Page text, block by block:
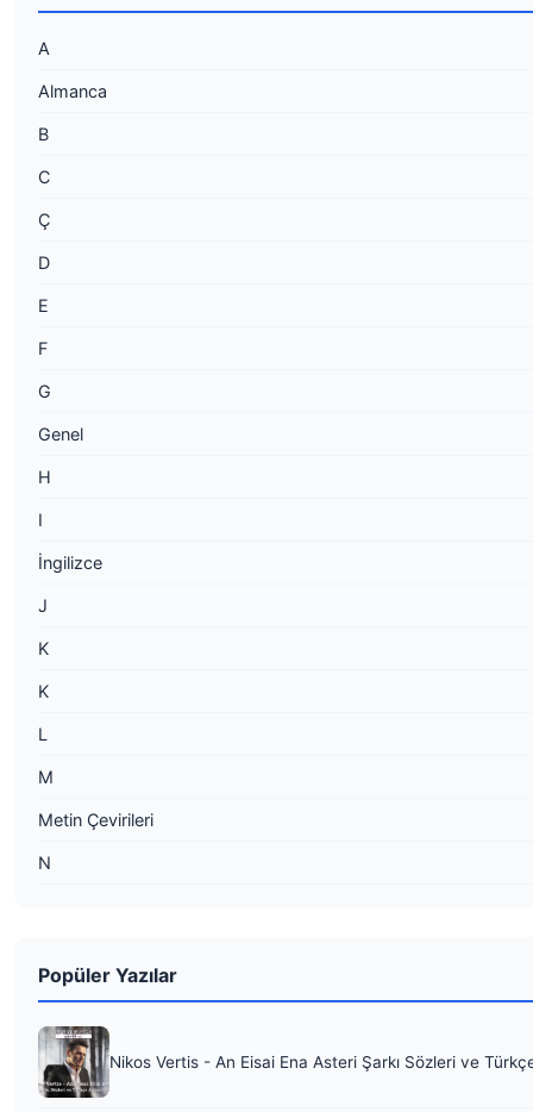
A
Almanca
B
C
Ç
D
E
F
G
Genel
H
I
İngilizce
J
K
K
L
M
Metin Çevirileri
N
Popüler Yazılar
Nikos Vertis - An Eisai Ena Asteri Şarkı Sözleri ve